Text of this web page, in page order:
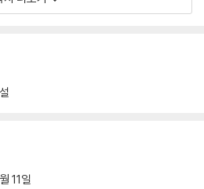
즐거움을 만끽하게 될 것이다. 어른들은
11일